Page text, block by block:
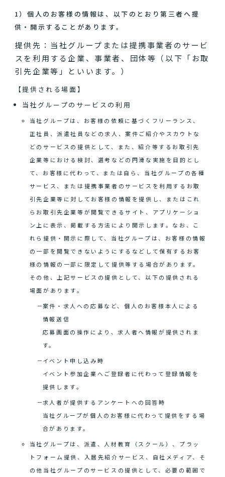
1）個人のお客様の情報は、以下のとおり第三者へ提
供・開示することがあります。
提供先：当社グループまたは提携事業者のサービ
スを利用する企業、事業者、団体等（以下「お取
引先企業等」といいます。）
【提供される場面】
当社グループのサービスの利用
当社グループは、お客様の依頼に基づくフリーランス、
正社員、派遣社員などの求人、案件ご紹介やスカウトな
どのサービスの提供として、また、紹介等するお取引先
企業等における検討、選考などの円滑な実施を目的とし
て、お客様に代わって、または自ら、当社グループの各種
サービス、または提携事業者のサービスを利用するお取
引先企業等に対してお客様の情報を提供し、またはこれ
らお取引先企業等が閲覧できるサイト、アプリケーショ
ン上に表示、掲載する方法により開示します。なお、こ
れら提供・開示に際して、当社グループは、お客様の情報
の一部を閲覧できないようにするなどして保有するお客
様の情報の一部に限定して提供等する場合があります。
その他、上記サービスの提供として、以下の提供される
場面があります。
案件・求人への応募など、個人のお客様本人による
情報送信
応募画面の操作により、求人者へ情報が提供されま
す。
イベント申し込み時
イベント参加企業へご登録者に代わって登録情報を
提供します。
求人者が提供するアンケートへの回答時
当社グループが個人のお客様に代わって提供をする場
合があります。
当社グループは、派遣、人材教育（スクール）、プラッ
トフォーム提供、入居先紹介サービス、自社メディア、そ
の他当社グループのサービスの提供として、必要の範囲で